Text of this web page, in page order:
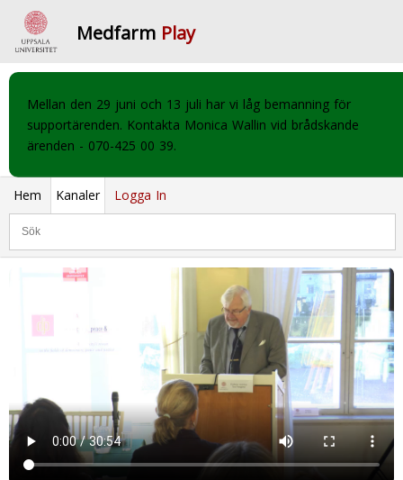
Medfarm Play
Mellan den 29 juni och 13 juli har vi låg bemanning för
supportärenden. Kontakta Monica Wallin vid brådskande
ärenden - 070-425 00 39.
Hem Kanaler Logga In